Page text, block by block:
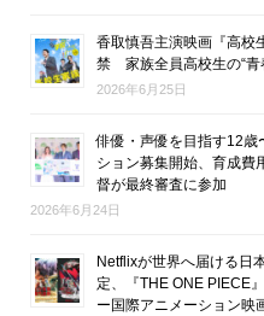
香取慎吾主演映画『高校
禁 家族全員高校生の“青
2026年6月25日
俳優・声優を目指す12歳
ション募集開始、育成費
督が最終審査に参加
2026年6月24日
Netflixが世界へ届ける日
定、『THE ONE PIECE
ー国際アニメーション映